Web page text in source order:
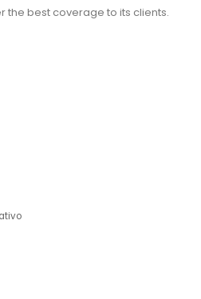
the best coverage to its clients.